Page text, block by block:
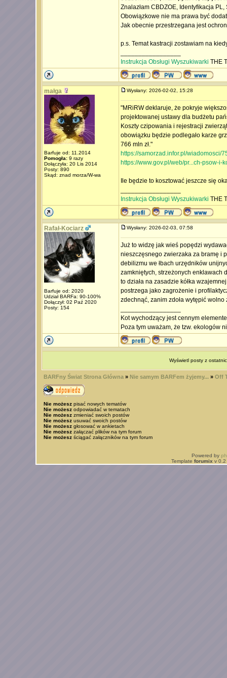
Znalazłam CBDZOE, Identyfikacja PL,
Obowiązkowe nie ma prawa być
Jak obecnie przestrzegana jest
p.s. Temat kastracji zostawiam na
Instrukcja Obsługi Wyszukiwarki THE
małga
Barfuje od: 11.2014
Pomogła:9 razy
Dołączyła: 20 Lis 2014
Posty: 890
Skąd: znad morza/W-wa
Wysłany: 2026-02-02, 15:28
"MRiRW deklaruje, że pokryje
projektowanej ustawy dla budżetu
Koszty czipowania i rejestracji
obowiązku będzie podlegało karze
766 mln zł."
https://samorzad.infor.pl/
https://www.gov.pl/web/pr...ch-psow-i-
Ile będzie to kosztować jeszcze się
Instrukcja Obsługi Wyszukiwarki THE
Rafał-Kociarz
Barfuje od: 2020
Udział BARFa: 90-100%
Dołączył: 02 Paź 2020
Posty: 154
Wysłany: 2026-02-03, 07:58
Już to widzę jak wieś popędzi
nieszczęsnego zwierzaka za bramę i
debilizmu we łbach urzędników
zamkniętych, strzeżonych enklawach
to działa na zasadzie kółka
postrzega jako zagrożenie i
zdechnąć, zanim zdoła wytępić wolno
Kot wychodzący jest cennym
Poza tym uważam, że tzw. ekologów
Wyświetl posty z
BARFny Świat Strona Główna» Nie samym BARFem żyjemy... » Off
Nie możeszpisać nowych tematów
Nie możeszodpowiadać w tematach
Nie możeszzmieniać swoich postów
Nie możeszusuwać swoich postów
Nie możeszgłosować w ankietach
Nie możeszzałączać plików na tym forum
Nie możeszściągać załączników na tym forum
Powered by
Template forumix v 0.2